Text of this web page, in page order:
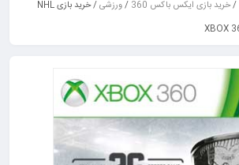
/خرید بازی ایکس باکس 360 /ورزشی
/ خرید بازی NHL